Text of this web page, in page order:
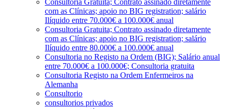
com as Clínicas; apoio no BIG registration; salário
Ilíquido entre 70.000€ a 100.000€ anual
Consultoria Gratuita; Contrato assinado diretamente
com as Clínicas; apoio no BIG registration; salário
Ilíquido entre 80.000€ a 100.000€ anual
Consultoria no Registo na Ordem (BIG); Salário anual
entre 70.000€ a 100.000€; Consultoria gratuita
Consultoria Registo na Ordem Enfermeiros na
Alemanha
Consultorio
consultorios privados